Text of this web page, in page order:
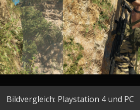
Bildvergleich: Playstation 4 und PC